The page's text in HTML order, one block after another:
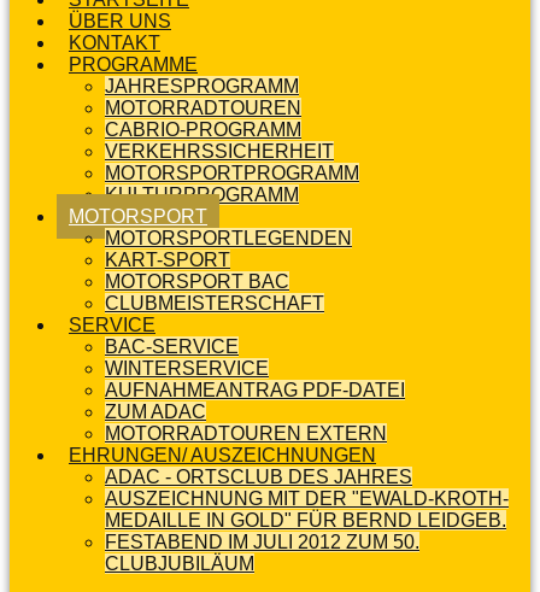
ÜBER UNS
KONTAKT
PROGRAMME
JAHRESPROGRAMM
MOTORRADTOUREN
CABRIO-PROGRAMM
VERKEHRSSICHERHEIT
MOTORSPORTPROGRAMM
KULTURPROGRAMM
MOTORSPORT
MOTORSPORTLEGENDEN
KART-SPORT
MOTORSPORT BAC
CLUBMEISTERSCHAFT
SERVICE
BAC-SERVICE
WINTERSERVICE
AUFNAHMEANTRAG PDF-DATEI
ZUM ADAC
MOTORRADTOUREN EXTERN
EHRUNGEN/ AUSZEICHNUNGEN
ADAC - ORTSCLUB DES JAHRES
AUSZEICHNUNG MIT DER "EWALD-KROTH-
MEDAILLE IN GOLD" FÜR BERND LEIDGEB.
FESTABEND IM JULI 2012 ZUM 50.
CLUBJUBILÄUM